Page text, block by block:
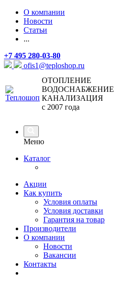
О компании
Новости
Статьи
...
+7 495 280-03-80
ofis1@teploshop.ru
ОТОПЛЕНИЕ
ВОДОСНАБЖЕНИЕ
КАНАЛИЗАЦИЯ
с 2007 года
Меню
Каталог
Акции
Как купить
Условия оплаты
Условия доставки
Гарантия на товар
Производители
О компании
Новости
Вакансии
Контакты